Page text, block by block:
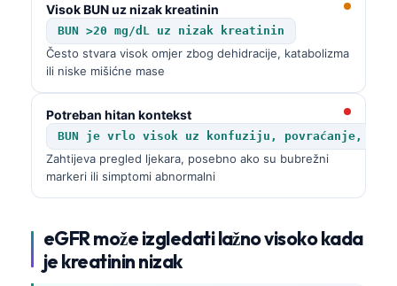
Visok BUN uz nizak kreatinin
BUN >20 mg/dL uz nizak kreatinin
Često stvara visok omjer zbog dehidracije, katabolizma
ili niske mišićne mase
Potreban hitan kontekst
BUN je vrlo visok uz konfuziju, povraćanje,
Zahtijeva pregled ljekara, posebno ako su bubrežni
markeri ili simptomi abnormalni
eGFR može izgledati lažno visoko kada
je kreatinin nizak
Latviešu valoda
Македонски јазик
Euskara
Gàidhlig
Occitan
العربية المغربية
Afrikaans